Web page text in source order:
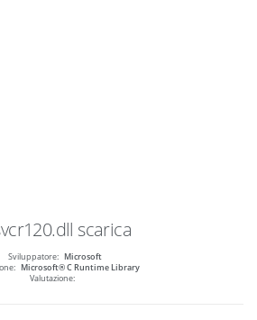
scarica
Sviluppatore: Microsoft
Microsoft® C Runtime Library
Valutazione: